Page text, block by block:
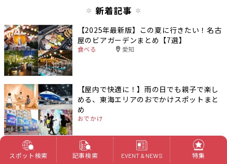
新着記事
【2025年最新版】この夏に行きたい！名古
屋のビアガーデンまとめ【7選】
食べる 愛知
【屋内で快適に！】雨の日でも親子で楽し
める、東海エリアのおでかけスポットまと
め
おでかけ
【2025年最新版】三重県の花火大会スケジ
ュールまとめ
スポット検索 記事検索 EVENT & NEWS 特集